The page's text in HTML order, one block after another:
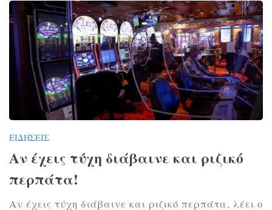
ΕΙΔΉΣΕΙΣ
Αν έχεις τύχη διάβαινε και ριζικό
περπάτα!
Αν έχεις τύχη διάβαινε και ριζικό περπάτα, λέει ο